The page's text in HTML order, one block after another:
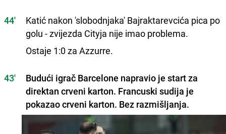
44'
Katić nakon 'slobodnjaka' Bajraktarevcića pica po
golu - zvijezda Cityja nije imao problema.
Ostaje 1:0 za Azzurre.
43'
Budući igrač Barcelone napravio je start za
direktan crveni karton. Francuski sudija je
pokazao crveni karton. Bez razmišljanja.